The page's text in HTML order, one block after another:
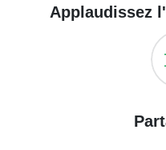
Applaudissez